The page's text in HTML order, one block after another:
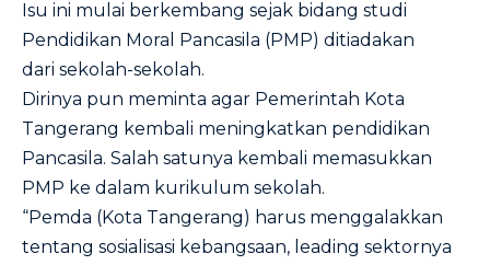
Isu ini mulai berkembang sejak bidang studi
Pendidikan Moral Pancasila (PMP) ditiadakan
dari sekolah-sekolah.
Dirinya pun meminta agar Pemerintah Kota
Tangerang kembali meningkatkan pendidikan
Pancasila. Salah satunya kembali memasukkan
PMP ke dalam kurikulum sekolah.
“Pemda (Kota Tangerang) harus menggalakkan
tentang sosialisasi kebangsaan, leading sektornya